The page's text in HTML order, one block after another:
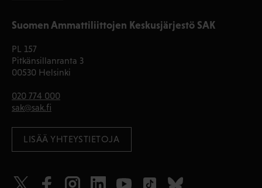
Suomen Ammattiliittojen Keskusjärjestö SAK
PL 157
Pitkänsillanranta 3
00530 Helsinki
020 774 000
sak@sak.fi
LISÄÄ YHTEYSTIETOJA